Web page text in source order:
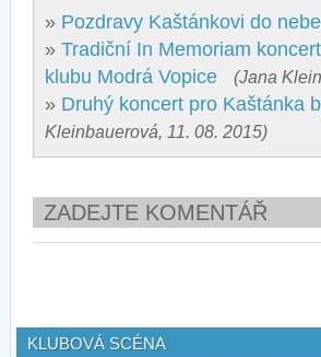
» Pozdravy Kaštánkovi do
» Tradiční In Memoriam
klubu Modrá Vopice
(Jana
» Druhý koncert pro Kaštánka
Kleinbauerová, 11. 08. 2015)
ZADEJTE KOMENTÁŘ
KLUBOVÁ SCÉNA